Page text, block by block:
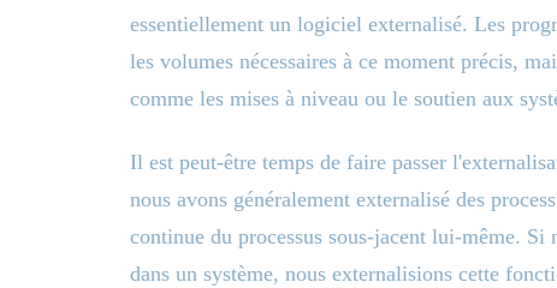
essentiellement un logiciel externalisé. Les
les volumes nécessaires à ce moment précis,
comme les mises à niveau ou le soutien aux
Il est peut-être temps de faire passer
nous avons généralement externalisé des
continue du processus sous-jacent lui-même. Si
dans un système, nous externalisions cette